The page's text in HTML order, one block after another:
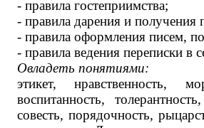
- правила гостеприимства;
- правила дарения и получения
- правила оформления писем,
- правила ведения переписки в
Овладеть понятиями:
этикет, нравственность,
воспитанность,
совесть, порядочность,